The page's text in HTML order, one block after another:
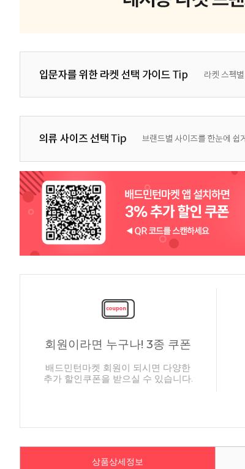
회원이라면 누구나! 3종 쿠폰
배드민턴마켓 회원이 되시면 다양한
추가 할인쿠폰을 받으실 수 있습니다.
상품상세정보